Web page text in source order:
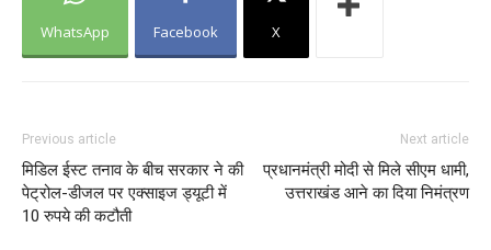
WhatsApp Facebook X
Previous article
मिडिल ईस्ट तनाव के बीच सरकार ने की
पेट्रोल-डीजल पर एक्साइज ड्यूटी में
10 रुपये की कटौती
Next article
प्रधानमंत्री मोदी से मिले सीएम धामी,
उत्तराखंड आने का दिया निमंत्रण